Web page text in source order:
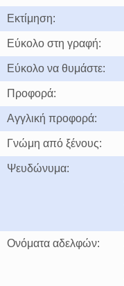
Εκτίμηση:
Εύκολο στη γραφή:
Εύκολο να θυμάστε:
Προφορά:
Αγγλική προφορά:
Γνώμη από ξένους:
Ψευδώνυμα:
Ονόματα αδελφών: